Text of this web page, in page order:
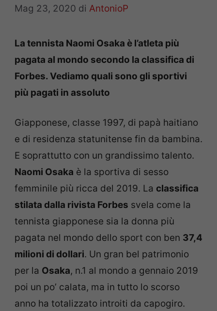
Mag 23, 2020 di AntonioP
La tennista Naomi Osaka è l’atleta più
pagata al mondo secondo la classifica di
Forbes. Vediamo quali sono gli sportivi
più pagati in assoluto
Giapponese, classe 1997, di papà haitiano
e di residenza statunitense fin da bambina.
E soprattutto con un grandissimo talento.
Naomi Osaka è la sportiva di sesso
femminile più ricca del 2019. La classifica
stilata dalla rivista Forbes svela come la
tennista giapponese sia la donna più
pagata nel mondo dello sport con ben 37,4
milioni di dollari. Un gran bel patrimonio
per la Osaka, n.1 al mondo a gennaio 2019
poi un po’ calata, ma in tutto lo scorso
anno ha totalizzato introiti da capogiro.